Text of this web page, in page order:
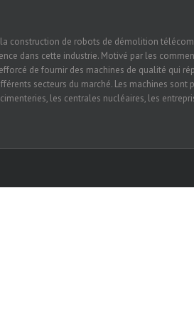
construction de robots de démolition
dans cette industrie. Motivé par les
de fournir des machines de qualité qui
secteurs du marché. Les machines sont
les centrales nucléaires, les